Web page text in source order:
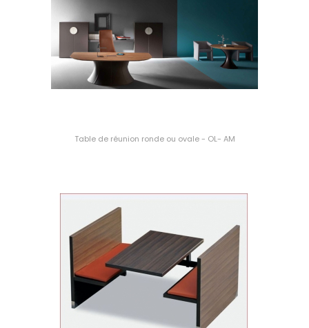
Table de réunion ronde ou ovale - OL- AM